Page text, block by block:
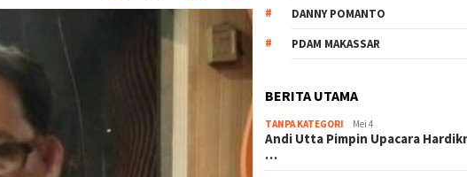
DANNY POMANTO
PDAM MAKASSAR
BERITA UTAMA
TANPA KATEGORI Mei 4
Andi Utta Pimpin Upacara
…